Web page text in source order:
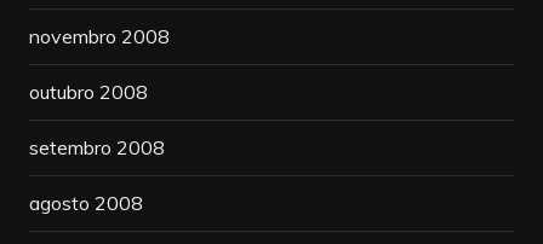
novembro 2008
outubro 2008
setembro 2008
agosto 2008